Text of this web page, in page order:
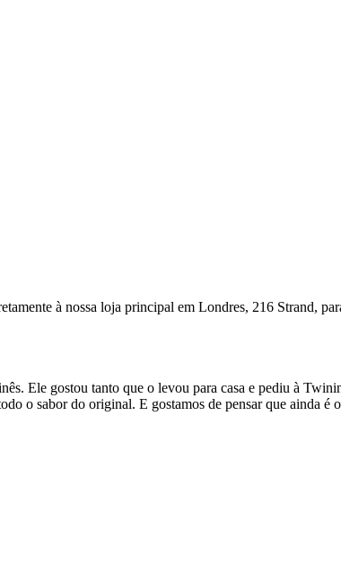
à nossa loja principal em Londres, 216 Strand,
Ele gostou tanto que o levou para casa e pediu à
o sabor do original. E gostamos de pensar que ainda é